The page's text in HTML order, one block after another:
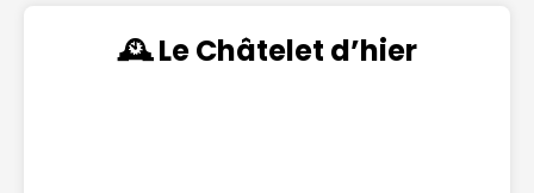
🕰️ Le Châtelet d’hier